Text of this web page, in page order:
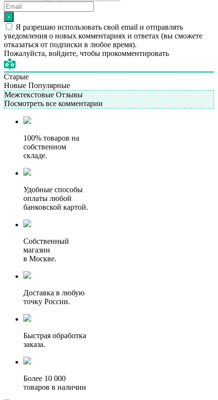
Я разрешаю использовать свой email и отправлять
уведомления о новых комментариях и ответах (вы cможете
отказаться от подписки в любое время).
Пожалуйста, войдите, чтобы прокомментировать
Старые
Новые Популярные
Межтекстовые Отзывы
Посмотреть все комментарии
100% товаров на
собственном
складе.
Удобные способы
оплаты любой
банковской картой.
Собственный
магазин
в Москве.
Доставка в любую
точку России.
Быстрая обработка
заказа.
Более 10 000
товаров в наличии